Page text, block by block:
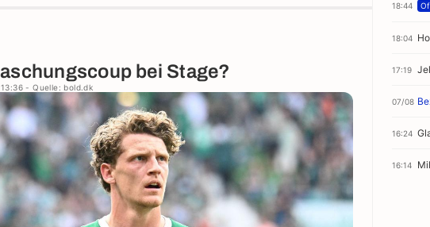
bei Stage?
- Quelle: bold.dk
18:44
18:04
17:19
07/08
16:24
16:14